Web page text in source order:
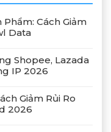
Phẩm: Cách Giảm
Data
Shopee, Lazada
IP 2026
Giảm Rủi Ro
2026